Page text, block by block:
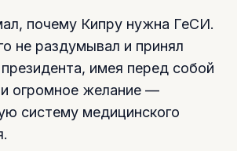
почему Кипру нужна ГеСИ.
не раздумывал и принял
имея перед собой
и огромное желание —
систему медицинского